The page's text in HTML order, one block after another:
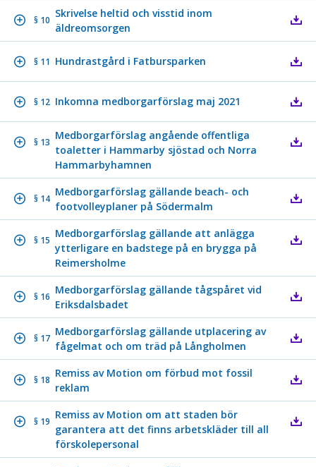
§ 10
Skrivelse heltid och visstid inom
äldreomsorgen
§ 11 Hundrastgård i Fatbursparken
§ 12 Inkomna medborgarförslag maj 2021
§ 13
Medborgarförslag angående offentliga
toaletter i Hammarby sjöstad och Norra
Hammarbyhamnen
§ 14
Medborgarförslag gällande beach- och
footvolleyplaner på Södermalm
§ 15
Medborgarförslag gällande att anlägga
ytterligare en badstege på en brygga på
Reimersholme
§ 16
Medborgarförslag gällande tågspåret vid
Eriksdalsbadet
§ 17
Medborgarförslag gällande utplacering av
fågelmat och om träd på Långholmen
§ 18
Remiss av Motion om förbud mot fossil
reklam
§ 19
Remiss av Motion om att staden bör
garantera att det finns arbetskläder till all
förskolepersonal